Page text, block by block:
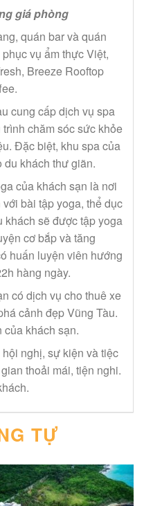
giá phòng
quán bar và quán
vụ ẩm thực Việt,
Breeze Rooftop
cung cấp dịch vụ spa
chăm sóc sức khỏe
Đặc biệt, khu spa của
du khách thư giãn.
của khách sạn là nơi
bài tập yoga, thể dục
khách sẽ được tập yoga
cơ bắp và tăng
huấn luyện viên hướng
hàng ngày.
có dịch vụ cho thuê xe
cảnh đẹp Vũng Tàu.
của khách sạn.
nghị, sự kiện và tiệc
thoải mái, tiện nghi.
TỰ